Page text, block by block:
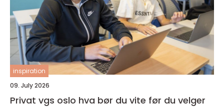
inspiration
09. July 2026
Privat vgs oslo hva bør du vite før du velger